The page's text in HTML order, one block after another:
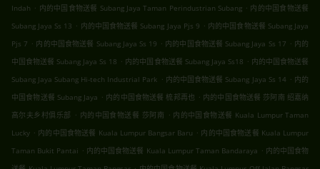
Indah . 内的中国食物送餐 Subang Jaya Taman Perindustrian Subang . 内的中国食物送餐
Subang Jaya Ss 13 . 内的中国食物送餐 Subang Jaya Pjs 9 . 内的中国食物送餐 Subang Jaya
Pjs 7 . 内的中国食物送餐 Subang Jaya Ss 19 . 内的中国食物送餐 Subang Jaya Ss 17 . 内的
中国食物送餐 Subang Jaya Ss 18 . 内的中国食物送餐 Subang Jaya Ss18 . 内的中国食物送餐
Subang Jaya Subang Hi-tech Industrial Park . 内的中国食物送餐 Subang Jaya Ss 14 . 内的
中国食物送餐 Subang Jaya . 内的中国食物送餐 梳邦再也 . 内的中国食物送餐 莎阿南 绍嘉纳
高尔夫乡村俱乐部
. 内的中国食物送餐 莎阿南 . 内的中国食物送餐 Kuala Lumpur Taman
Lucky . 内的中国食物送餐 Kuala Lumpur Bangsar Baru . 内的中国食物送餐 Kuala Lumpur
Taman Bukit Pantai . 内的中国食物送餐 Kuala Lumpur Taman Bandaraya . 内的中国食物
.